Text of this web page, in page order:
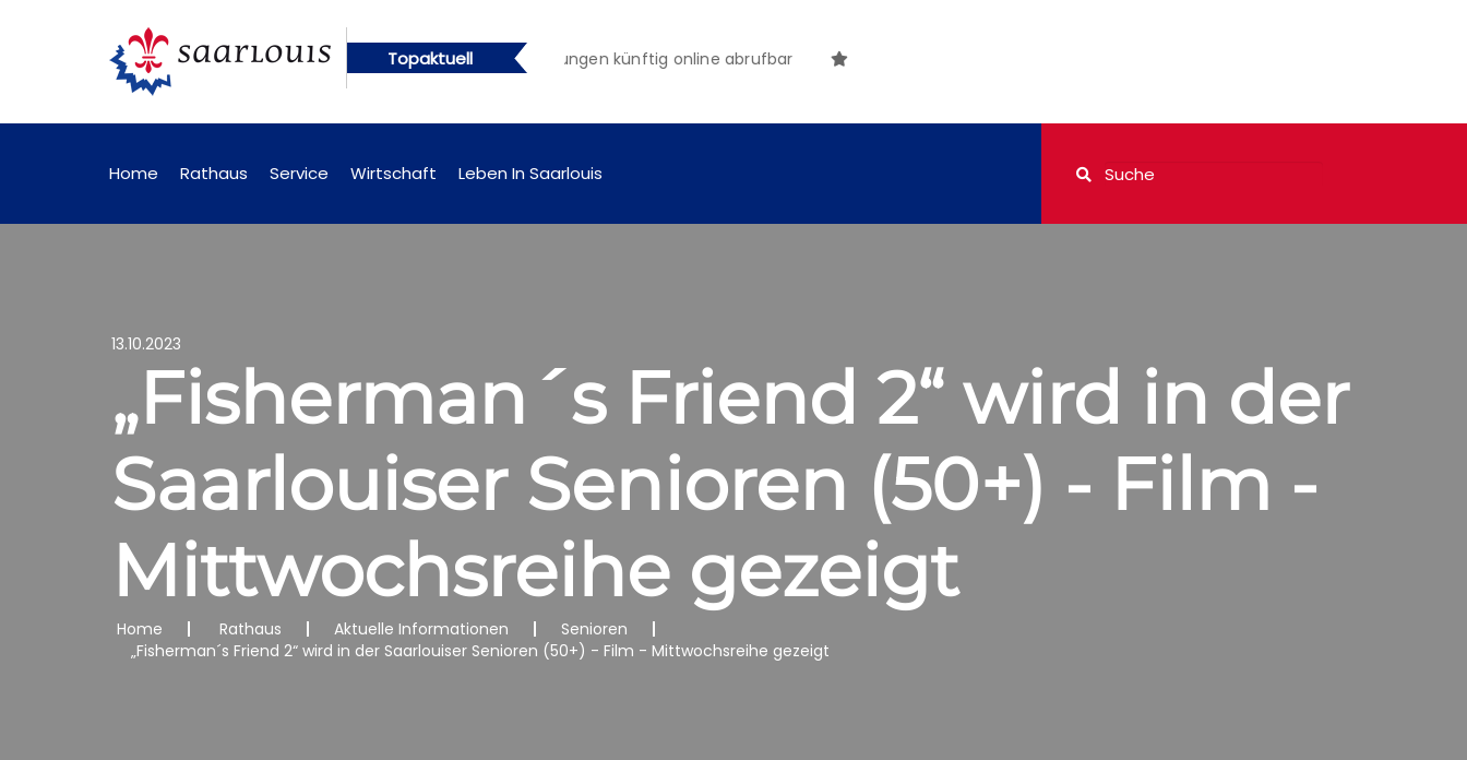
Topaktuell
künftig online abrufbar Öffentliche Bekanntmachungen künftig online abrufbar
Home Rathaus Service Wirtschaft Leben In Saarlouis
13.10.2023
„Fisherman´s Friend 2“ wird in der
Saarlouiser Senioren (50+) - Film -
Mittwochsreihe gezeigt
Home Rathaus Aktuelle Informationen
Senioren
„Fisherman´s Friend 2“ wird in der Saarlouiser Senioren (50+) - Film - Mittwochsreihe gezeigt